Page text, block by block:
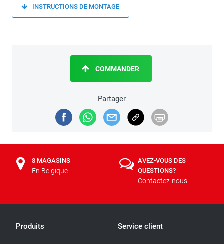
INSTRUCTIONS DE MONTAGE
Partager
COMMANDER
8 MAGASINS
En Belgique
AVEZ-VOUS DES
QUESTIONS?
Contactez-nous
Produits Service client